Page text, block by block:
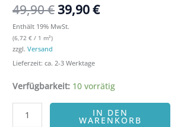
49,90€ 39,90€
Enthält 19% MwSt.
(6,72€ / 1 m²)
zzgl.Versand
Lieferzeit: ca. 2-3 Werktage
Verfügbarkeit: 10 vorrätig
IN DEN
WARENKORB